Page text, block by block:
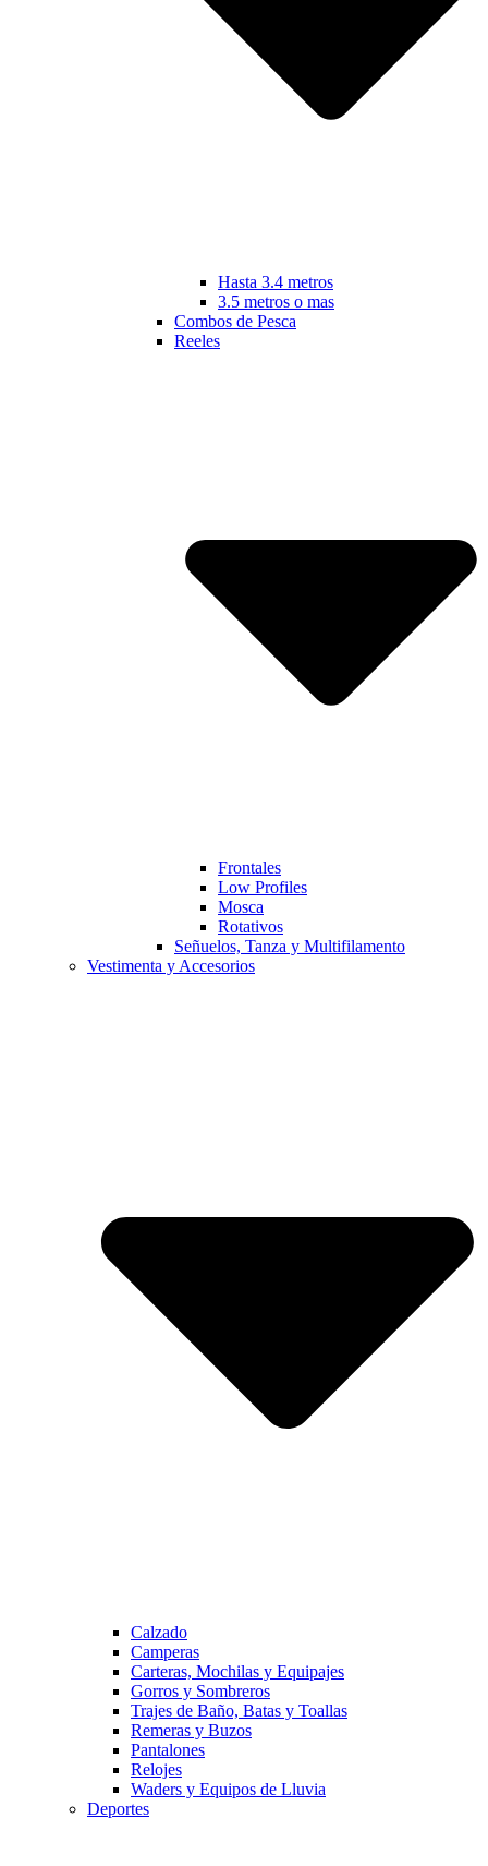
Hasta 3.4 metros
3.5 metros o mas
Combos de Pesca
Reeles
Frontales
Low Profiles
Mosca
Rotativos
Señuelos, Tanza y Multifilamento
Vestimenta y Accesorios
Calzado
Camperas
Carteras, Mochilas y Equipajes
Gorros y Sombreros
Trajes de Baño, Batas y Toallas
Remeras y Buzos
Pantalones
Relojes
Waders y Equipos de Lluvia
Deportes